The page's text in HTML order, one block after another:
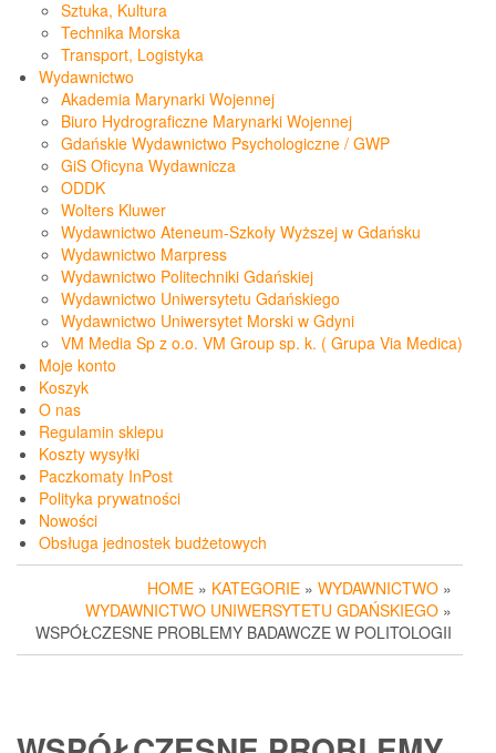
Sztuka, Kultura
Technika Morska
Transport, Logistyka
Wydawnictwo
Akademia Marynarki Wojennej
Biuro Hydrograficzne Marynarki Wojennej
Gdańskie Wydawnictwo Psychologiczne / GWP
GiS Oficyna Wydawnicza
ODDK
Wolters Kluwer
Wydawnictwo Ateneum-Szkoły Wyższej w Gdańsku
Wydawnictwo Marpress
Wydawnictwo Politechniki Gdańskiej
Wydawnictwo Uniwersytetu Gdańskiego
Wydawnictwo Uniwersytet Morski w Gdyni
VM Media Sp z o.o. VM Group sp. k. ( Grupa Via Medica)
Moje konto
Koszyk
O nas
Regulamin sklepu
Koszty wysyłki
Paczkomaty InPost
Polityka prywatności
Nowości
Obsługa jednostek budżetowych
HOME » KATEGORIE » WYDAWNICTWO »
WYDAWNICTWO UNIWERSYTETU GDAŃSKIEGO »
WSPÓŁCZESNE PROBLEMY BADAWCZE W POLITOLOGII